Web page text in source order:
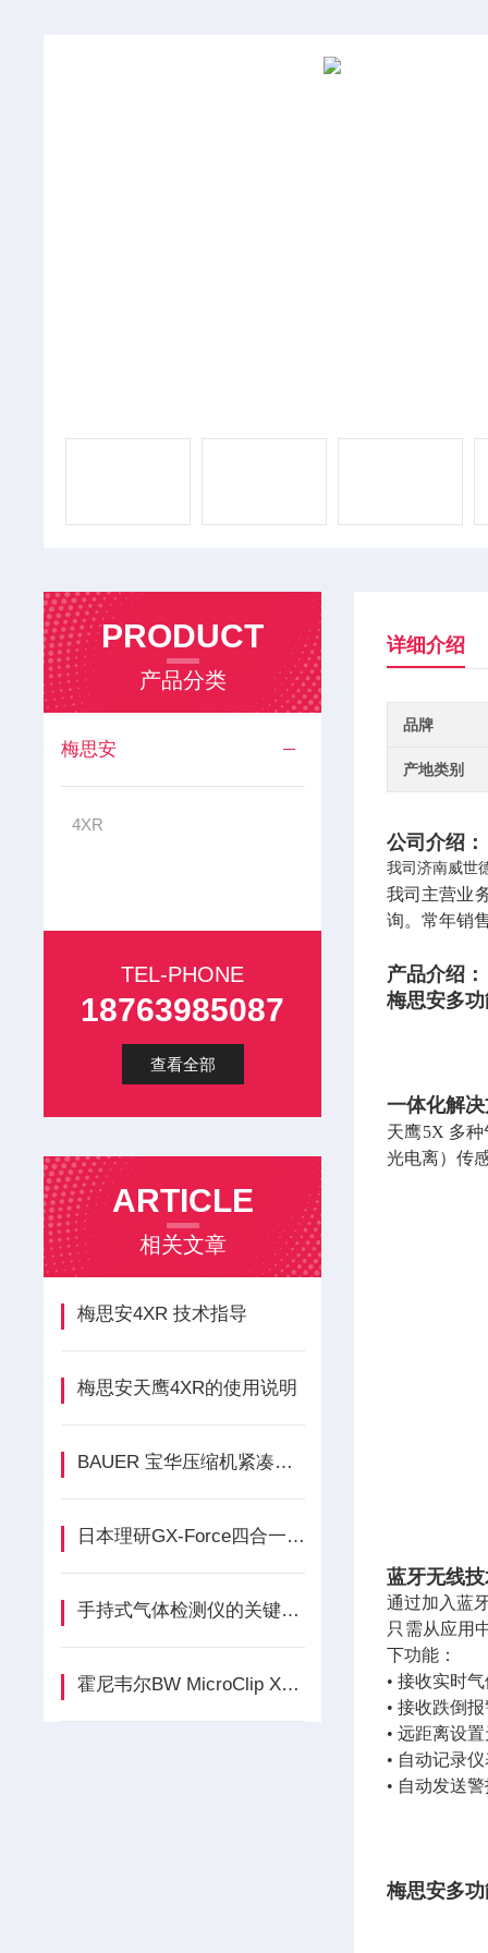
PRODUCT
产品分类
梅思安
4XR
TEL-PHONE
18763985087
查看全部
ARTICLE
相关文章
梅思安4XR 技术指导
梅思安天鹰4XR的使用说明
BAUER 宝华压缩机紧凑型 JUNIOR II介绍
日本理研GX-Force四合一气体检测仪概述
手持式气体检测仪的关键特性与选型要点
霍尼韦尔BW MicroClip XL四合一气体检测仪介绍
详细介绍
品牌
产地类别
公司介绍：
我司济南威世
我司主营业
询。常年销
产品介绍：
梅思安多
一体化解
天鹰5X 多
光电离）传
蓝牙无线
通过加入蓝
只需从应用
下功能：
• 接收实时
• 接收跌倒
• 远距离设
• 自动记录
• 自动发送
梅思安多